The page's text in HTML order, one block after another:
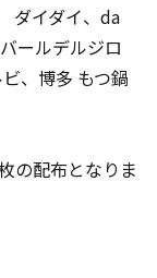
ダイダイ、da
ールデルジロ
、博多 もつ鍋
の配布となりま